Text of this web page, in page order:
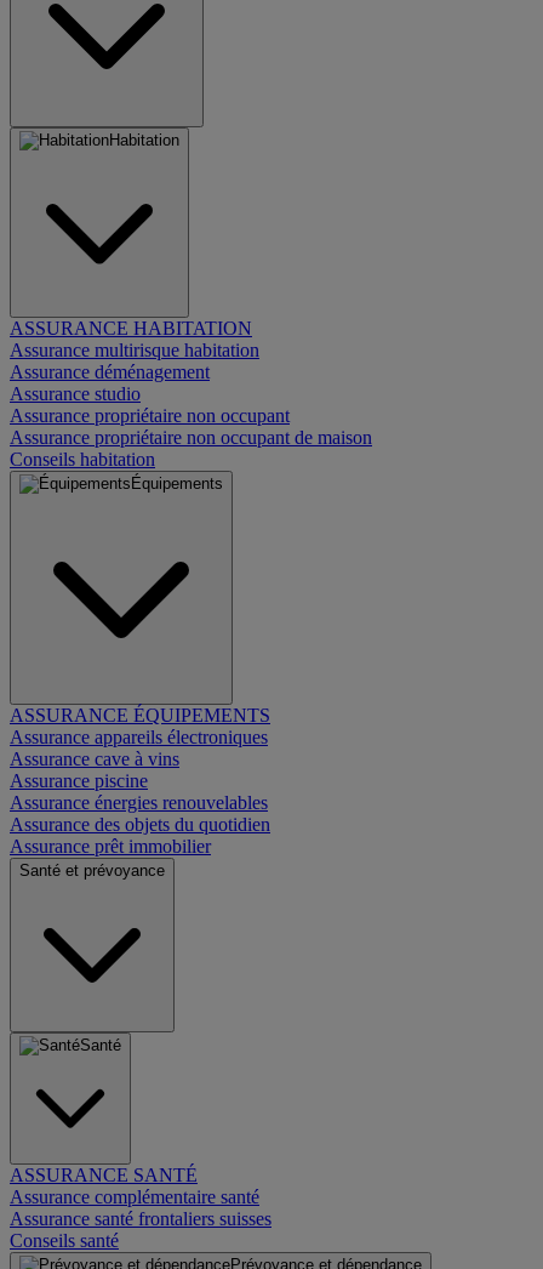
Habitation
ASSURANCE HABITATION
Assurance multirisque habitation
Assurance déménagement
Assurance studio
Assurance propriétaire non occupant
Assurance propriétaire non occupant de maison
Conseils habitation
Équipements
ASSURANCE ÉQUIPEMENTS
Assurance appareils électroniques
Assurance cave à vins
Assurance piscine
Assurance énergies renouvelables
Assurance des objets du quotidien
Assurance prêt immobilier
Santé et prévoyance
Santé
ASSURANCE SANTÉ
Assurance complémentaire santé
Assurance santé frontaliers suisses
Conseils santé
Prévoyance et dépendance